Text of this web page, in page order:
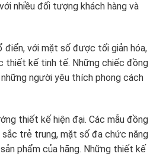
nhiều đối tượng khách hàng và
điển, với mặt số được tối giản hóa,
thiết kế tinh tế. Những chiếc đồng
người yêu thích phong cách
thiết kế hiện đại. Các mẫu đồng
trẻ trung, mặt số đa chức năng
phẩm của hãng. Những thiết kế